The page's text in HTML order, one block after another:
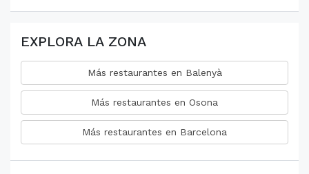
EXPLORA LA ZONA
Más restaurantes en Balenyà
Más restaurantes en Osona
Más restaurantes en Barcelona